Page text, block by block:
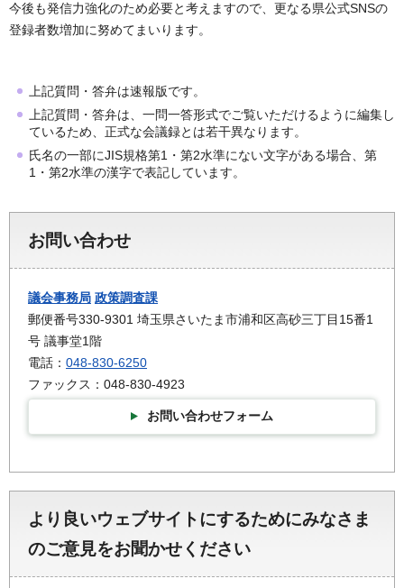
今後も発信力強化のため必要と考えますので、更なる県公式SNSの
登録者数増加に努めてまいります。
上記質問・答弁は速報版です。
上記質問・答弁は、一問一答形式でご覧いただけるように編集し
ているため、正式な会議録とは若干異なります。
氏名の一部にJIS規格第1・第2水準にない文字がある場合、第
1・第2水準の漢字で表記しています。
お問い合わせ
議会事務局 政策調査課
郵便番号330-9301 埼玉県さいたま市浦和区高砂三丁目15番1
号 議事堂1階
電話： 048-830-6250
ファックス：048-830-4923
お問い合わせフォーム
より良いウェブサイトにするためにみなさま
のご意見をお聞かせください